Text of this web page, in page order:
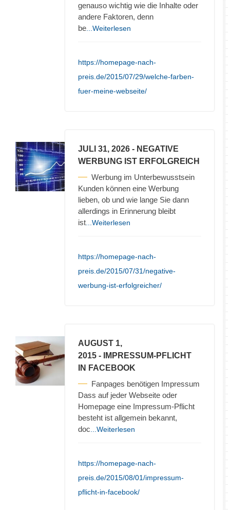
genauso wichtig wie die Inhalte oder
andere Faktoren, denn
be ...Weiterlesen
https://homepage-nach-
preis.de/2015/07/29/welche-farben-
fuer-meine-webseite/
JULI 31, 2026 - NEGATIVE
WERBUNG IST ERFOLGREICH
Werbung im Unterbewusstsein
Kunden können eine Werbung
lieben, ob und wie lange Sie dann
allerdings in Erinnerung bleibt
ist ...Weiterlesen
https://homepage-nach-
preis.de/2015/07/31/negative-
werbung-ist-erfolgreicher/
AUGUST 1,
2015 - IMPRESSUM-PFLICHT
IN FACEBOOK
Fanpages benötigen Impressum
Dass auf jeder Webseite oder
Homepage eine Impressum-Pflicht
besteht ist allgemein bekannt,
doc ...Weiterlesen
https://homepage-nach-
preis.de/2015/08/01/impressum-
pflicht-in-facebook/